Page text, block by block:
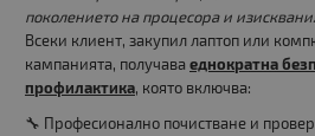
поколението на процесора и
Всеки клиент, закупил лаптоп или
кампанията, получава еднократна
профилактика, която включва:
🔧 Професионално почистване и